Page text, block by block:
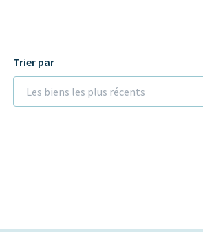
Trier par
Les biens les plus récents